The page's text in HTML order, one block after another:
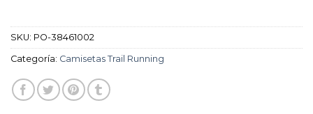
SKU: PO-38461002
Categoría: Camisetas Trail Running